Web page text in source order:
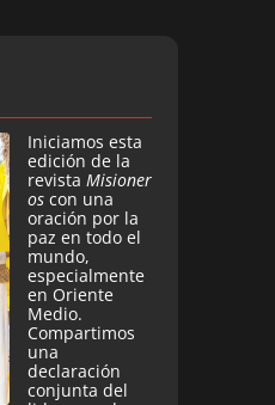
Iniciamos esta
edición de la
revista Misioner
os con una
oración por la
paz en todo el
mundo,
especialmente
en Oriente
Medio.
Compartimos
una
declaración
conjunta del